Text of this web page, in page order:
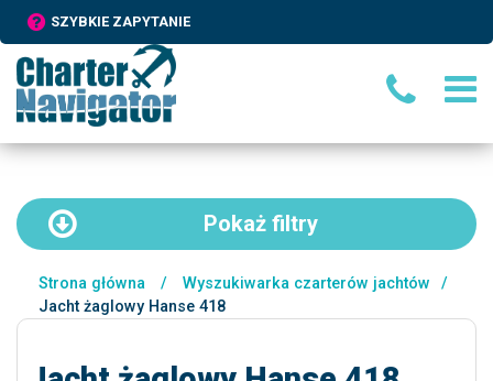
SZYBKIE ZAPYTANIE
Pokaż filtry
Strona główna / Wyszukiwarka czarterów jachtów
/
Jacht żaglowy Hanse 418